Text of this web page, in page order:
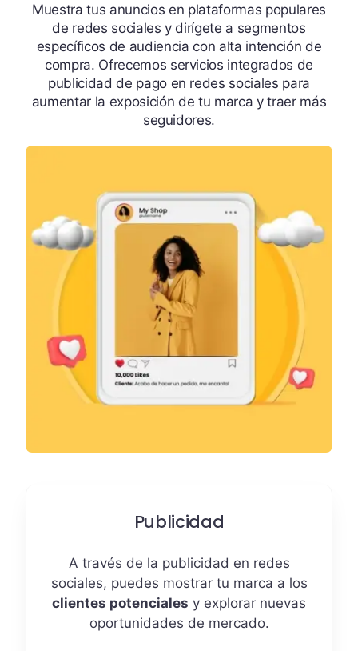
Muestra tus anuncios en plataformas populares
de redes sociales y dirígete a segmentos
específicos de audiencia con alta intención de
compra. Ofrecemos servicios integrados de
publicidad de pago en redes sociales para
aumentar la exposición de tu marca y traer más
seguidores.
Publicidad
A través de la publicidad en redes
sociales, puedes mostrar tu marca a los
clientes potenciales y explorar nuevas
oportunidades de mercado.